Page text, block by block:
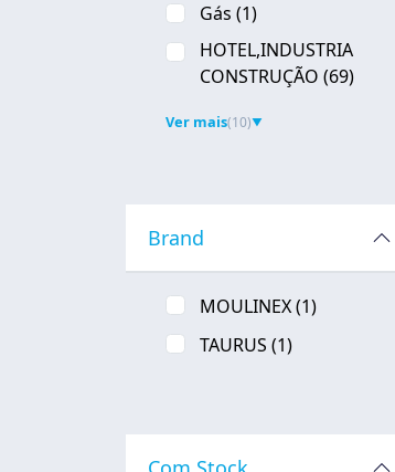
Gás (1)
HOTEL,INDUSTRIA
CONSTRUÇÃO (69)
Ver mais(10)▼
Brand
MOULINEX(1)
TAURUS (1)